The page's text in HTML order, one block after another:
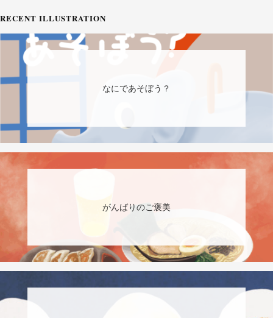
RECENT ILLUSTRATION
なにであそぼう？
がんばりのご褒美